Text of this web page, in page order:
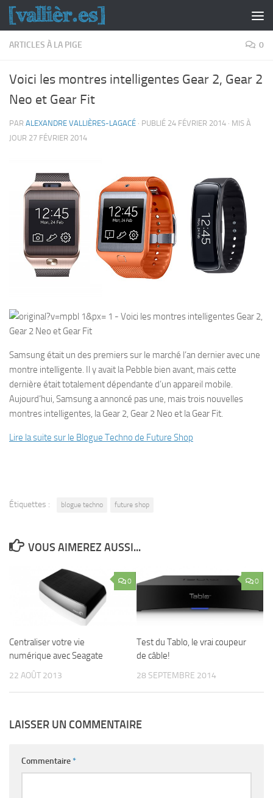
Skip to content
ARTICLES À LA PIGE 0
Voici les montres intelligentes Gear 2, Gear 2
Neo et Gear Fit
PAR ALEXANDRE VALLIÈRES-LAGACÉ · PUBLIÉ 24 FÉVRIER 2014 · MIS À
JOUR 27 FÉVRIER 2014
Samsung était un des premiers sur le marché l’an dernier avec une
montre intelligente. Il y avait la Pebble bien avant, mais cette
dernière était totalement dépendante d’un appareil mobile.
Aujourd’hui, Samsung a annoncé pas une, mais trois nouvelles
montres intelligentes, la Gear 2, Gear 2 Neo et la Gear Fit.
Lire la suite sur le Blogue Techno de Future Shop
Étiquettes : blogue techno future shop
VOUS AIMEREZ AUSSI...
0
Centraliser votre vie
numérique avec Seagate
22 AOÛT 2013
0
Test du Tablo, le vrai coupeur
de câble!
28 SEPTEMBRE 2014
LAISSER UN COMMENTAIRE
Commentaire*